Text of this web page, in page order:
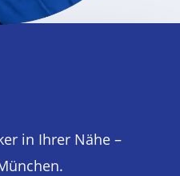
in Ihrer Nähe –